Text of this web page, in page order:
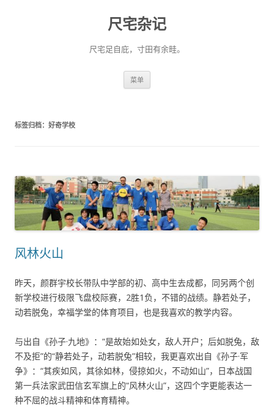
尺宅杂记
尺宅足自庇，寸田有余畦。
菜单
标签归档： 好奇学校
风林火山
昨天，颜群宇校长带队中学部的初、高中生去成都，同另两个创
新学校进行极限飞盘校际赛，2胜1负，不错的战绩。静若处子，
动若脱兔，幸福学堂的体育项目，也是我喜欢的教学内容。
与出自《孙子·九地》：“是故始如处女，敌人开户；后如脱兔，敌
不及拒”的“静若处子，动若脱兔”相较，我更喜欢出自《孙子·军
争》：“其疾如风，其徐如林，侵掠如火，不动如山”，日本战国
第一兵法家武田信玄军旗上的“风林火山”，这四个字更能表达一
种不屈的战斗精神和体育精神。